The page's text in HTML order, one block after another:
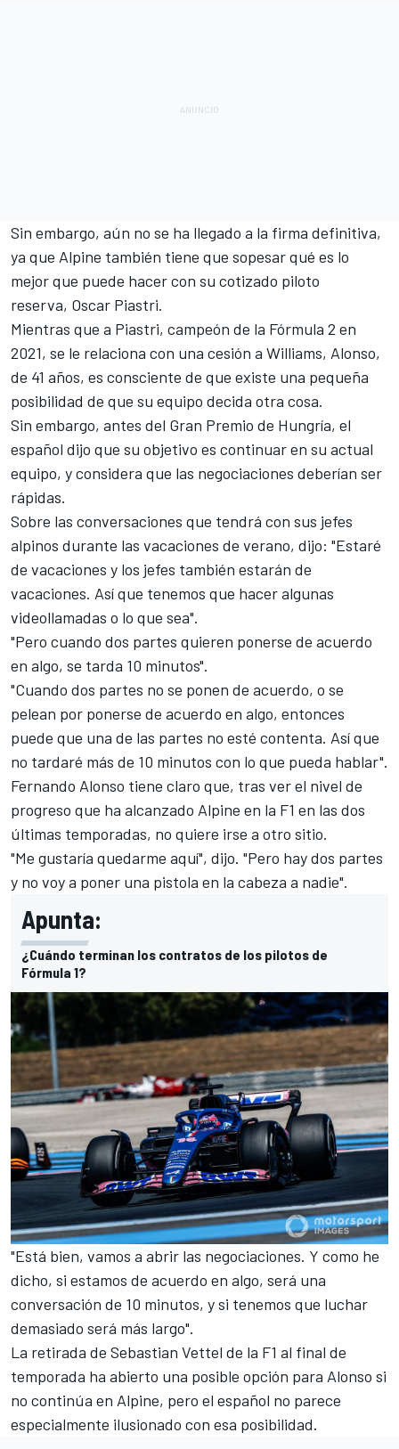
Sin embargo, aún no se ha llegado a la firma definitiva,
ya que Alpine también tiene que sopesar qué es lo
mejor que puede hacer con su cotizado piloto
reserva, Oscar Piastri.
Mientras que a Piastri, campeón de la Fórmula 2 en
2021, se le relaciona con una cesión a Williams, Alonso,
de 41 años, es consciente de que existe una pequeña
posibilidad de que su equipo decida otra cosa.
Sin embargo, antes del Gran Premio de Hungría, el
español dijo que su objetivo es continuar en su actual
equipo, y considera que las negociaciones deberían ser
rápidas.
Sobre las conversaciones que tendrá con sus jefes
alpinos durante las vacaciones de verano, dijo: "Estaré
de vacaciones y los jefes también estarán de
vacaciones. Así que tenemos que hacer algunas
videollamadas o lo que sea".
"Pero cuando dos partes quieren ponerse de acuerdo
en algo, se tarda 10 minutos".
"Cuando dos partes no se ponen de acuerdo, o se
pelean por ponerse de acuerdo en algo, entonces
puede que una de las partes no esté contenta. Así que
no tardaré más de 10 minutos con lo que pueda hablar".
Fernando Alonso tiene claro que, tras ver el nivel de
progreso que ha alcanzado Alpine en la F1 en las dos
últimas temporadas, no quiere irse a otro sitio.
"Me gustaría quedarme aquí", dijo. "Pero hay dos partes
y no voy a poner una pistola en la cabeza a nadie".
Apunta:
¿Cuándo terminan los contratos de los pilotos de
Fórmula 1?
"Está bien, vamos a abrir las negociaciones. Y como he
dicho, si estamos de acuerdo en algo, será una
conversación de 10 minutos, y si tenemos que luchar
demasiado será más largo".
La retirada de Sebastian Vettel de la F1 al final de
temporada ha abierto una posible opción para Alonso si
no continúa en Alpine, pero el español no parece
especialmente ilusionado con esa posibilidad.